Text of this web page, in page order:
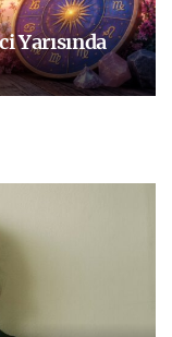
Yarısında